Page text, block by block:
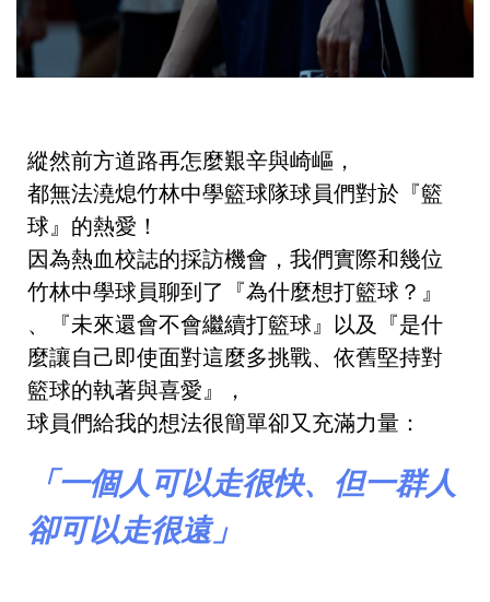
縱然前方道路再怎麼艱辛與崎嶇，
都無法澆熄竹林中學籃球隊球員們對於『籃
球』的熱愛！
因為熱血校誌的採訪機會，我們實際和幾位
竹林中學球員聊到了『為什麼想打籃球？』
、『未來還會不會繼續打籃球』以及『是什
麼讓自己即使面對這麼多挑戰、依舊堅持對
籃球的執著與喜愛』，
球員們給我的想法很簡單卻又充滿力量：
「一個人可以走很快、但一群人
卻可以走很遠」